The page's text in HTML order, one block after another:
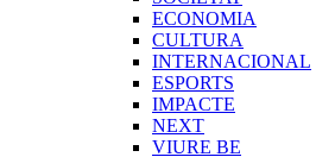
ECONOMIA
CULTURA
INTERNACIONAL
ESPORTS
IMPACTE
NEXT
VIURE BE